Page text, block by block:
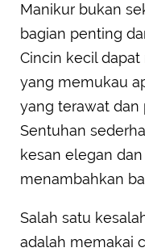
Manikur bukan
bagian penting
Cincin kecil
yang memukau
yang terawat dan
Sentuhan
kesan elegan
menambahkan
Salah satu
adalah memakai